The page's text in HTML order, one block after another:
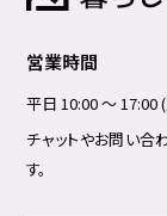
営業時間
平日 10:00 ～ 17:00
チャットやお問い合
す。